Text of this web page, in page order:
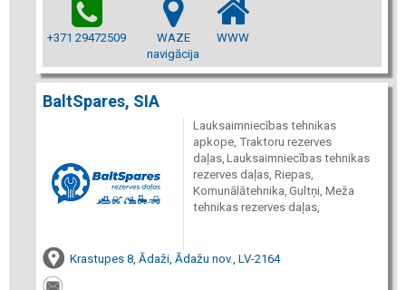
+371 29472509
WAZE
navigācija
WWW
BaltSpares, SIA
Lauksaimniecības tehnikas
apkope, Traktoru rezerves
daļas, Lauksaimniecības tehnikas
rezerves daļas, Riepas,
Komunālātehnika, Gultņi, Meža
tehnikas rezerves daļas,
Krastupes 8, Ādaži, Ādažu nov., LV-2164